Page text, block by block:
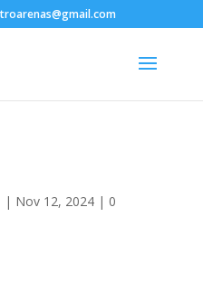
| Nov 12, 2024| 0